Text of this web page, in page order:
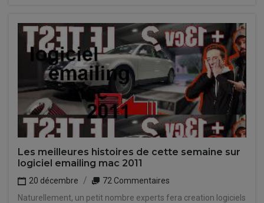
Les meilleures histoires de cette semaine sur
logiciel emailing mac 2011
20 décembre
72 Commentaires
Naturellement, un petit nombre experts fera creation logiciels